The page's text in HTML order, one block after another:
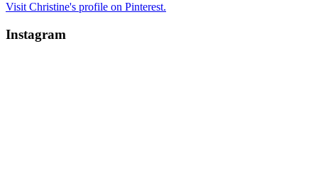
Visit Christine's profile on Pinterest.
Instagram